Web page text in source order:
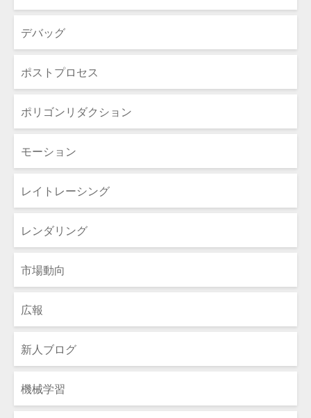
デバッグ
ポストプロセス
ポリゴンリダクション
モーション
レイトレーシング
レンダリング
市場動向
広報
新人ブログ
機械学習